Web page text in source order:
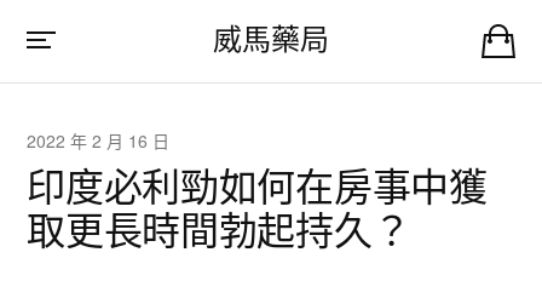
威馬藥局
2022 年 2 月 16 日
印度必利勁如何在房事中獲
取更長時間勃起持久？